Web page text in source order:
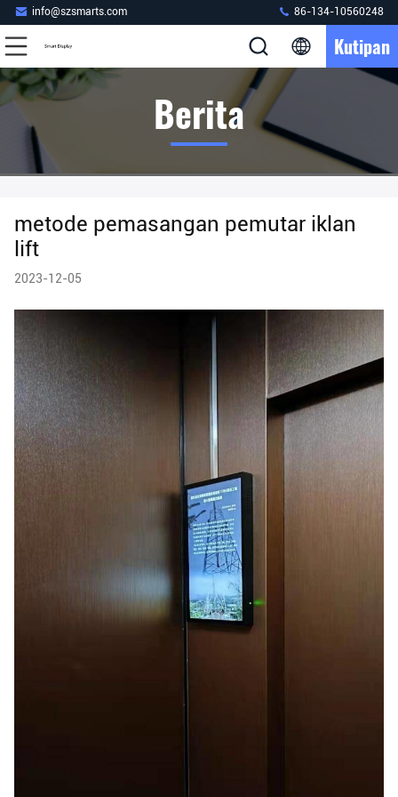
info@szsmarts.com 86-134-10560248
Kutipan
Berita
metode pemasangan pemutar iklan
lift
2023-12-05